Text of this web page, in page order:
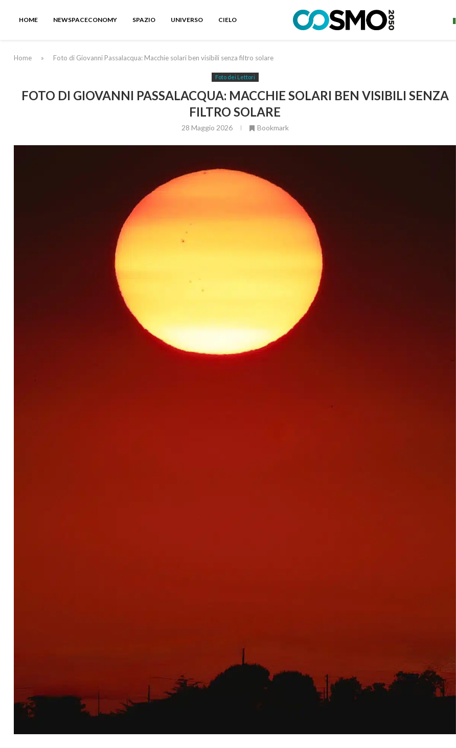
HOME NEWSPACECONOMY SPAZIO UNIVERSO CIELO
Home » Foto di Giovanni Passalacqua: Macchie solari ben visibili senza filtro solare
Foto dei Lettori
FOTO DI GIOVANNI PASSALACQUA: MACCHIE SOLARI BEN VISIBILI SENZA
FILTRO SOLARE
28 Maggio 2026 Bookmark